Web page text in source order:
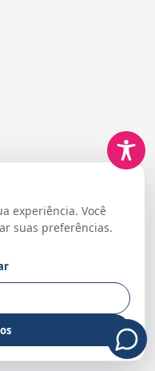
experiência. Você
suas preferências.